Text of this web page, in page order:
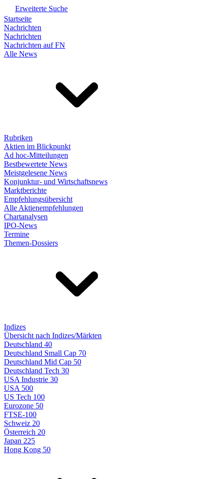
Erweiterte Suche
Startseite
Nachrichten
Nachrichten
Nachrichten auf FN
Alle News
Rubriken
Aktien im Blickpunkt
Ad hoc-Mitteilungen
Bestbewertete News
Meistgelesene News
Konjunktur- und Wirtschaftsnews
Marktberichte
Empfehlungsübersicht
Alle Aktienempfehlungen
Chartanalysen
IPO-News
Termine
Themen-Dossiers
Indizes
Übersicht nach Indizes/Märkten
Deutschland 40
Deutschland Small Cap 70
Deutschland Mid Cap 50
Deutschland Tech 30
USA Industrie 30
USA 500
US Tech 100
Eurozone 50
FTSE-100
Schweiz 20
Österreich 20
Japan 225
Hong Kong 50